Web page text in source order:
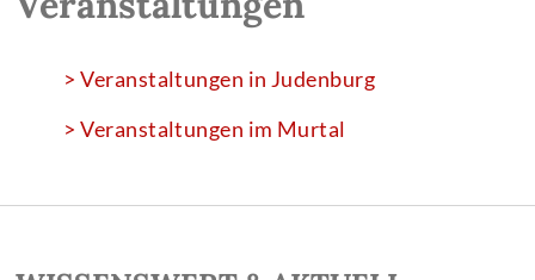
> Veranstaltungen in Judenburg
> Veranstaltungen im Murtal